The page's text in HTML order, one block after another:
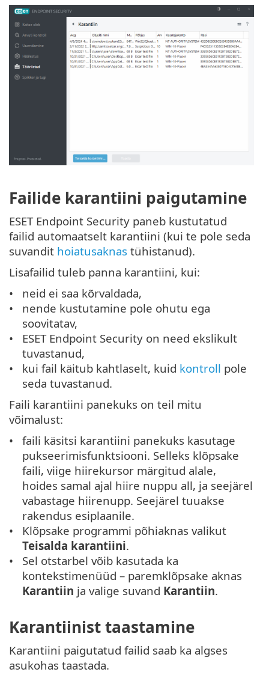
Failide karantiini paigutamine
ESET Endpoint Security paneb kustutatud
failid automaatselt karantiini (kui te pole seda
suvandit hoiatusaknas tühistanud).
Lisafailid tuleb panna karantiini, kui:
neid ei saa kõrvaldada,
nende kustutamine pole ohutu ega
soovitatav,
ESET Endpoint Security on need ekslikult
tuvastanud,
kui fail käitub kahtlaselt, kuid kontroll pole
seda tuvastanud.
Faili karantiini panekuks on teil mitu
võimalust:
faili käsitsi karantiini panekuks kasutage
pukseerimisfunktsiooni. Selleks klõpsake
faili, viige hiirekursor märgitud alale,
hoides samal ajal hiire nuppu all, ja seejärel
vabastage hiirenupp. Seejärel tuuakse
rakendus esiplaanile.
Klõpsake programmi põhiaknas valikut
Teisalda karantiini.
Sel otstarbel võib kasutada ka
kontekstimenüüd – paremklõpsake aknas
Karantiin ja valige suvand Karantiin.
Karantiinist taastamine
Karantiini paigutatud failid saab ka algses
asukohas taastada.